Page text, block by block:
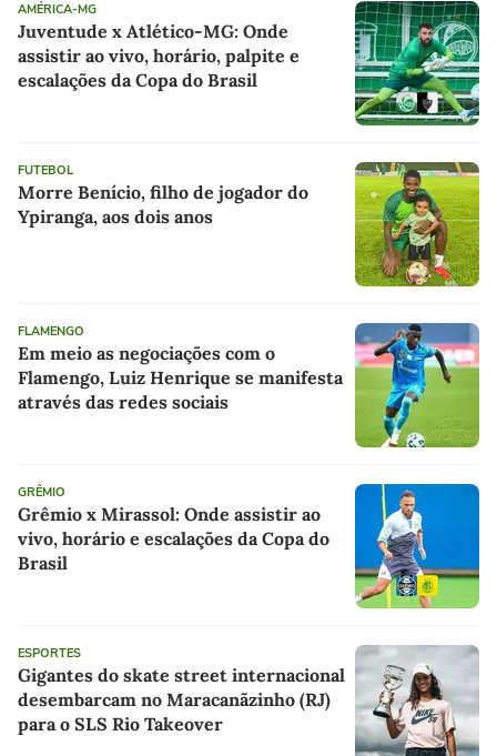
AMÉRICA-MG
Juventude x Atlético-MG: Onde
assistir ao vivo, horário, palpite e
escalações da Copa do Brasil
FUTEBOL
Morre Benício, filho de jogador do
Ypiranga, aos dois anos
FLAMENGO
Em meio as negociações com o
Flamengo, Luiz Henrique se manifesta
através das redes sociais
GRÊMIO
Grêmio x Mirassol: Onde assistir ao
vivo, horário e escalações da Copa do
Brasil
ESPORTES
Gigantes do skate street internacional
desembarcam no Maracanãzinho (RJ)
para o SLS Rio Takeover